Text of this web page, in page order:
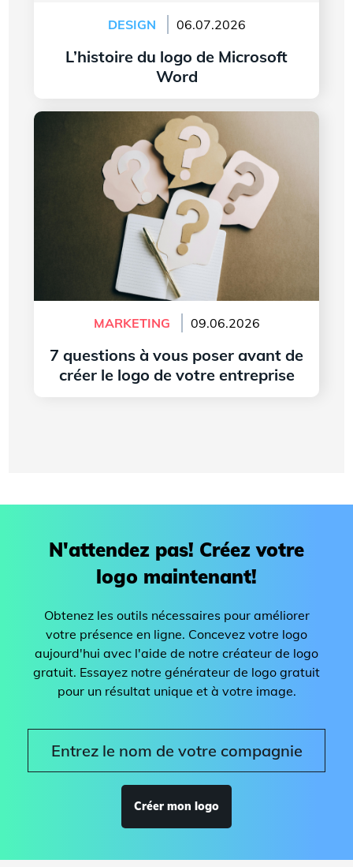
DESIGN 06.07.2026
L’histoire du logo de Microsoft
Word
Lire l'article
MARKETING 09.06.2026
7 questions à vous poser avant de
créer le logo de votre entreprise
7 questions à vous poser avant de créer le logo
de votre entreprise
N'attendez pas! Créez votre
logo maintenant!
Obtenez les outils nécessaires pour améliorer
votre présence en ligne. Concevez votre logo
aujourd'hui avec l'aide de notre créateur de logo
gratuit. Essayez notre générateur de logo gratuit
pour un résultat unique et à votre image.
Créer mon logo